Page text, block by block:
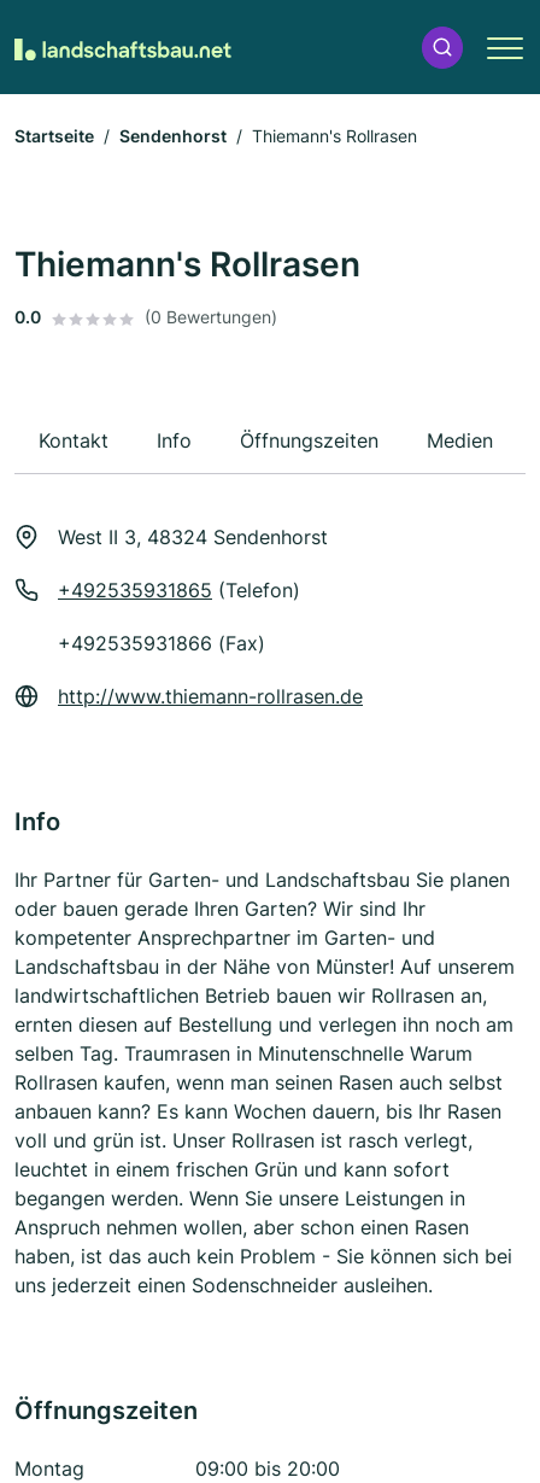
Startseite Sendenhorst Thiemann's Rollrasen
Thiemann's Rollrasen
0.0 (0 Bewertungen)
Kontakt Info Öffnungszeiten Medien
West II 3, 48324 Sendenhorst
+492535931865 (Telefon)
+492535931866 (Fax)
http://www.thiemann-rollrasen.de
Info
Ihr Partner für Garten- und Landschaftsbau Sie planen
oder bauen gerade Ihren Garten? Wir sind Ihr
kompetenter Ansprechpartner im Garten- und
Landschaftsbau in der Nähe von Münster! Auf unserem
landwirtschaftlichen Betrieb bauen wir Rollrasen an,
ernten diesen auf Bestellung und verlegen ihn noch am
selben Tag. Traumrasen in Minutenschnelle Warum
Rollrasen kaufen, wenn man seinen Rasen auch selbst
anbauen kann? Es kann Wochen dauern, bis Ihr Rasen
voll und grün ist. Unser Rollrasen ist rasch verlegt,
leuchtet in einem frischen Grün und kann sofort
begangen werden. Wenn Sie unsere Leistungen in
Anspruch nehmen wollen, aber schon einen Rasen
haben, ist das auch kein Problem - Sie können sich bei
uns jederzeit einen Sodenschneider ausleihen.
Öffnungszeiten
Montag
09:00 bis 20:00